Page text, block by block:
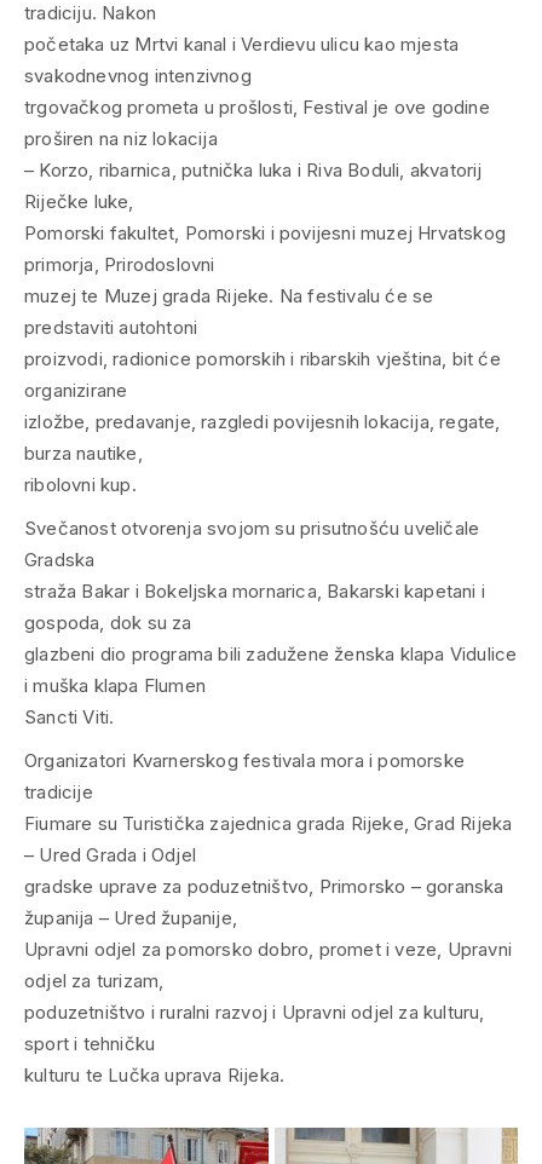
tradiciju. Nakon
početaka uz Mrtvi kanal i Verdievu ulicu kao mjesta
svakodnevnog intenzivnog
trgovačkog prometa u prošlosti, Festival je ove godine
proširen na niz lokacija
– Korzo, ribarnica, putnička luka i Riva Boduli, akvatorij
Riječke luke,
Pomorski fakultet, Pomorski i povijesni muzej Hrvatskog
primorja, Prirodoslovni
muzej te Muzej grada Rijeke. Na festivalu će se
predstaviti autohtoni
proizvodi, radionice pomorskih i ribarskih vještina, bit će
organizirane
izložbe, predavanje, razgledi povijesnih lokacija, regate,
burza nautike,
ribolovni kup.
Svečanost otvorenja svojom su prisutnošću uveličale
Gradska
straža Bakar i Bokeljska mornarica, Bakarski kapetani i
gospoda, dok su za
glazbeni dio programa bili zadužene ženska klapa Vidulice
i muška klapa Flumen
Sancti Viti.
Organizatori Kvarnerskog festivala mora i pomorske
tradicije
Fiumare su Turistička zajednica grada Rijeke, Grad Rijeka
– Ured Grada i Odjel
gradske uprave za poduzetništvo, Primorsko – goranska
županija – Ured županije,
Upravni odjel za pomorsko dobro, promet i veze, Upravni
odjel za turizam,
poduzetništvo i ruralni razvoj i Upravni odjel za kulturu,
sport i tehničku
kulturu te Lučka uprava Rijeka.